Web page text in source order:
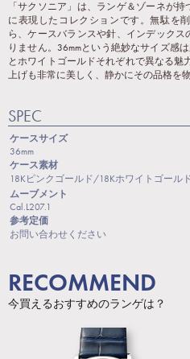
「サクソニア」は、ランゲ＆ゾーネが
に表現したコレクションです。無駄を
ら、ケースバランスや針、インデック
りません。36mmという絶妙なサイズ感
とホワイトゴールドそれぞれで異なる魅
上げも非常に美しく、静かにその品格を物
SPEC
ケースサイズ
36mm
ケース素材
18Kピンクゴールド/18Kホワイトゴール
ムーブメント
Cal.L207.1
参考定価
お問い合わせください
RECOMMEND
今買えるおすすめのランゲは？